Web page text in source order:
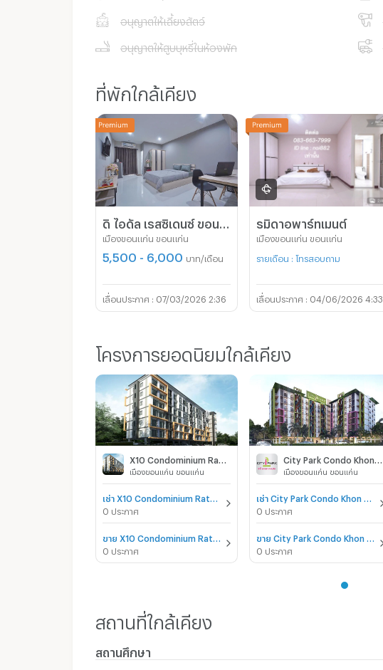
อนุญาตให้เลี้ยงสัตว์
อนุญาตให้สูบบุหรี่ในห้องพัก
ที่พักใกล้เคียง
เมืองขอนแก่น ขอนแก่น
5,500 - 6,000 บาท/เดือน
07/03/2026 2:36
รมิดาอพาร์ทเมนต์
เมืองขอนแก่น ขอนแก่น
รายเดือน : โทรสอบถาม
04/06/2026 4:33
โครงการยอดนิยมใกล้เคียง
เมืองขอนแก่น ขอนแก่น
0 ประกาศ
0 ประกาศ
เมืองขอนแก่น ขอนแก่น
0 ประกาศ
0 ประกาศ
สถานที่ใกล้เคียง
สถานศึกษา